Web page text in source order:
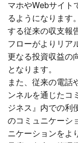
マホやWebサイト
るようになります
する従来の収支報
フローがよりリア
更なる投資収益の
となります。
また、従来の電話
ンネルを通じたコ
ジネス』内での利
のコミュニケーシ
ニケーションをよ